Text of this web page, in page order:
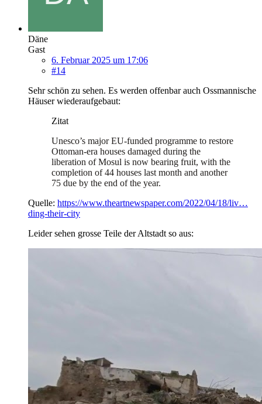
Däne
Gast
6. Februar 2025 um 17:06
#14
Sehr schön zu sehen. Es werden offenbar auch Ossmannische
Häuser wiederaufgebaut:
Zitat
Unesco’s major EU-funded programme to restore
Ottoman-era houses damaged during the
liberation of Mosul is now bearing fruit, with the
completion of 44 houses last month and another
75 due by the end of the year.
Quelle: https://www.theartnewspaper.com/2022/04/18/liv…
ding-their-city
Leider sehen grosse Teile der Altstadt so aus: